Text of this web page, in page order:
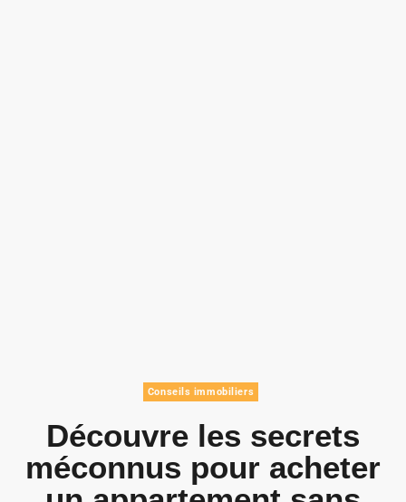
Conseils immobiliers
Découvre les secrets
méconnus pour acheter